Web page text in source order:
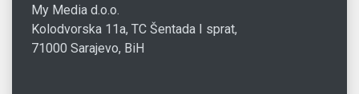
My Media d.o.o.
Kolodvorska 11a, TC Šentada I sprat,
71000 Sarajevo, BiH